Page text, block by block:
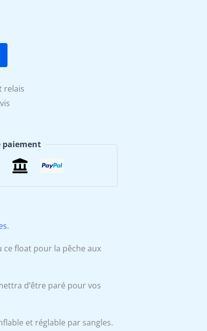
relais
paiement
.
float pour la pêche aux
d’être paré pour vos
et réglable par sangles.